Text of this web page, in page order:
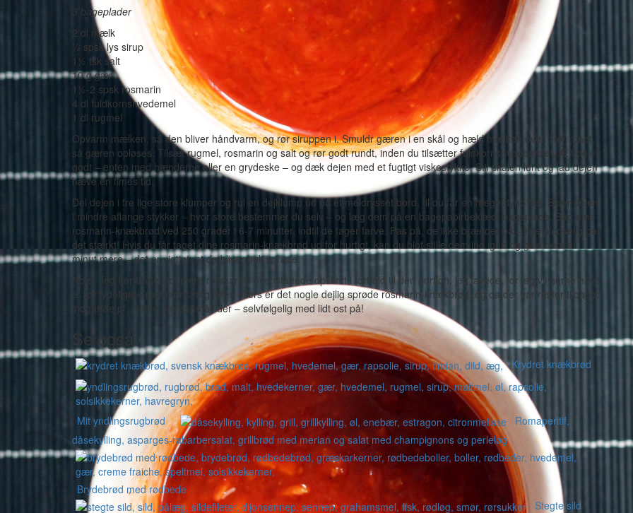
3 bageplader
2 dl mælk
½ spsk lys sirup
1½ tsk salt
10 g gær
1½-2 spsk rosmarin
4 dl fuldkornshvedemel
1 dl rugmel
Opvarm mælken, så den bliver håndvarm, og rør siruppen i. Smuldr gæren i en skål og hæld mælken over. Rør rundt,
så gæren opløses. Tilsæt rugmel, rosmarin og salt og rør godt rundt, inden du tilsætter fuldkornshvedemelet. Ælt dejen
godt – enten med hænderne eller en grydeske – og dæk dejen med et fugtigt viskestykke. Stil skålen lunt og lad dejen
hæve en times tid.
Del dejen i tre lige store klumper og rul en dejklump ud på et meldrysset bord, til du får en meget tynd dej. Skær dejen
i mindre aflange stykker – hvor store bestemmer du selv – og læg dem på en bagepapirbeklædt bageplade. Bag dine
rosmarin-knækbrød ved 250 grader i 6-7 minutter, indtil de tager farve. Pas på, de ikke brænder på – lige pludselig går
det stærkt! Hvis du får taget dine rosmarin-knækbrød ud for hurtigt, kan du blot stille dem ind igen og give dem et
minut mere – det er vigtigt, at de bliver helt sprøde.
Note: Jeg har tilføjet lidt mere rosmarin i ovenstående opskrift i forhold til den portion, jeg lavede, for jeg vil gerne have
et lidt tydeligere rosmarinsmag. Men ellers er det nogle dejlig sprøde rosmarin-knækbrød, og da der var rester tilbage,
indgår de pt. i mine morgenmåltider – selvfølgelig med lidt ost på!
Se også:
Krydret knækbrød
Mit yndlingsrugbrød
Romaperitif,
dåsekylling, asparges-rabarbersalat, grillbrød med merian og salat med champignons og perleløg
Brydebrød med rødbede
Stegte sild